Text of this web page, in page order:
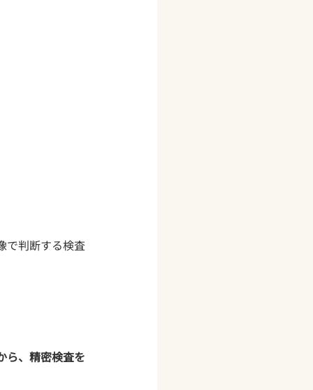
で判断する検査
ら、精密検査を